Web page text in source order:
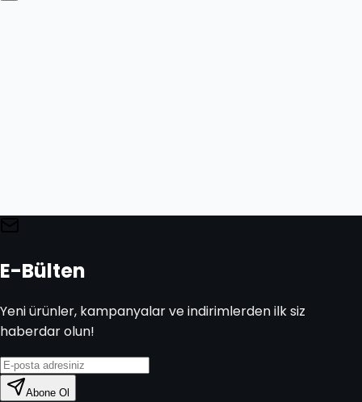
E-Bülten
Yeni ürünler, kampanyalar ve indirimlerden ilk siz
haberdar olun!
Abone Ol